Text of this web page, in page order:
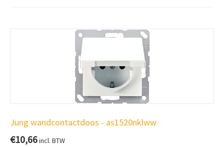
Jung wandcontactdoos - as1520nklww
€10,66incl. BTW